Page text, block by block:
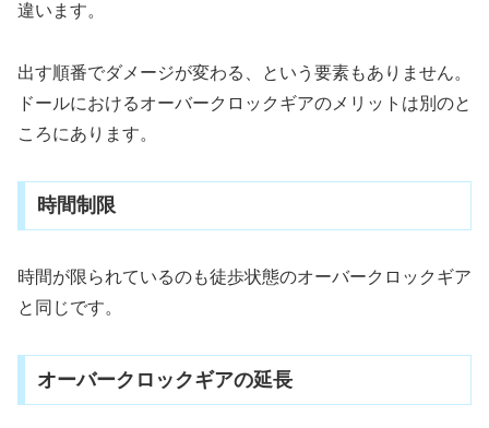
違います。
出す順番でダメージが変わる、という要素もありません。
ドールにおけるオーバークロックギアのメリットは別のと
ころにあります。
時間制限
時間が限られているのも徒歩状態のオーバークロックギア
と同じです。
オーバークロックギアの延長